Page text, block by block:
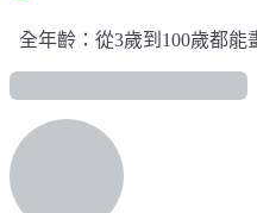
全年齡：從3歲到100歲都能